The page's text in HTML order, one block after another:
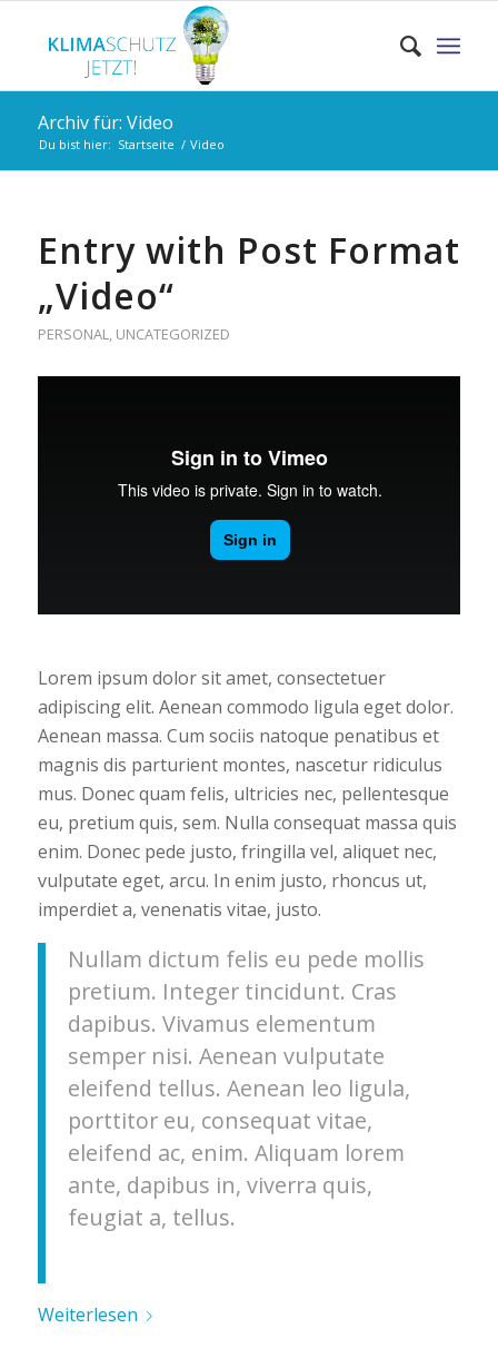
Archiv für: Video
Du bist hier: Startseite / Video
Entry with Post Format
„Video“
PERSONAL, UNCATEGORIZED
Lorem ipsum dolor sit amet, consectetuer
adipiscing elit. Aenean commodo ligula eget dolor.
Aenean massa. Cum sociis natoque penatibus et
magnis dis parturient montes, nascetur ridiculus
mus. Donec quam felis, ultricies nec, pellentesque
eu, pretium quis, sem. Nulla consequat massa quis
enim. Donec pede justo, fringilla vel, aliquet nec,
vulputate eget, arcu. In enim justo, rhoncus ut,
imperdiet a, venenatis vitae, justo.
Nullam dictum felis eu pede mollis
pretium. Integer tincidunt. Cras
dapibus. Vivamus elementum
semper nisi. Aenean vulputate
eleifend tellus. Aenean leo ligula,
porttitor eu, consequat vitae,
eleifend ac, enim. Aliquam lorem
ante, dapibus in, viverra quis,
feugiat a, tellus.
Weiterlesen